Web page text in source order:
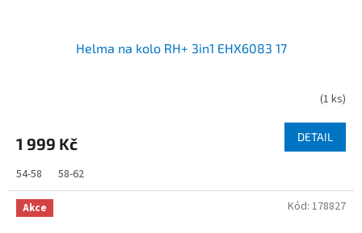
Helma na kolo RH+ 3in1 EHX6083 17
(1 ks)
1 999 Kč DETAIL
54-58 58-62
Akce Kód: 178827